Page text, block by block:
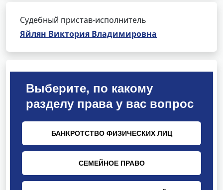
Судебный пристав-исполнитель
Яйлян Виктория Владимировна